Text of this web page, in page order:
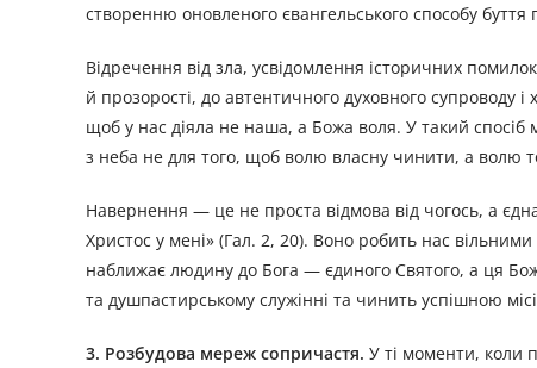
створенню оновленого євангельського способу буття
Відречення від зла, усвідомлення історичних
й прозорості, до автентичного духовного супроводу
щоб у нас діяла не наша, а Божа воля. У такий спосіб
з неба не для того, щоб волю власну чинити, а волю
Навернення — це не проста відмова від чогось, а
Христос у мені» (Гал. 2, 20). Воно робить нас
наближає людину до Бога — єдиного Святого, а ця
та душпастирському служінні та чинить успішною
3. Розбудова мереж сопричастя. У ті моменти, коли